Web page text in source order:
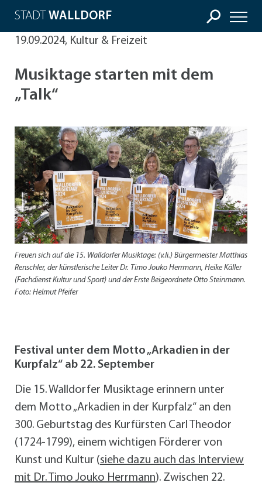
STADT WALLDORF
19.09.2024, Kultur & Freizeit
Musiktage starten mit dem
„Talk“
Freuen sich auf die 15. Walldorfer Musiktage: (v.li.) Bürgermeister Matthias
Renschler, der künstlerische Leiter Dr. Timo Jouko Herrmann, Heike Käller
(Fachdienst Kultur und Sport) und der Erste Beigeordnete Otto Steinmann.
Foto: Helmut Pfeifer
Festival unter dem Motto „Arkadien in der
Kurpfalz“ ab 22. September
Die 15. Walldorfer Musiktage erinnern unter
dem Motto „Arkadien in der Kurpfalz“ an den
300. Geburtstag des Kurfürsten Carl Theodor
(1724-1799), einem wichtigen Förderer von
Kunst und Kultur (siehe dazu auch das Interview
mit Dr. Timo Jouko Herrmann). Zwischen 22.